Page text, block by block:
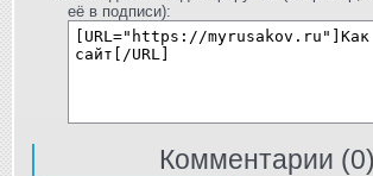
её в подписи):
Комментарии (0